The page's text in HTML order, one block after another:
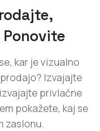
kar je vizualno
Izvajajte
privlačne
pokažete, kaj se
zaslonu.